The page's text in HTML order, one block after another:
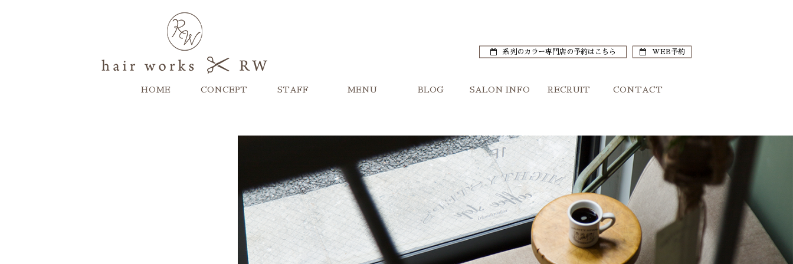
HOME CONCEPT STAFF MENU BLOG SALON INFO RECRUIT CONTACT
系列のカラー専門店の予約はこちら WEB予約